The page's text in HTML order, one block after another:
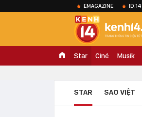
EMAGAZINE ID.14
Star Ciné Musik
STAR SAO VIỆT